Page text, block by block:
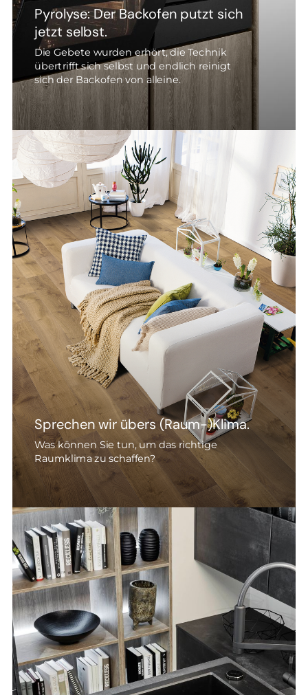
Pyrolyse: Der Backofen putzt sich
jetzt selbst.
Die Gebete wurden erhört, die Technik
übertrifft sich selbst und endlich reinigt
sich der Backofen von alleine.
Sprechen wir übers (Raum-)Klima.
Was können Sie tun, um das richtige
Raumklima zu schaffen?